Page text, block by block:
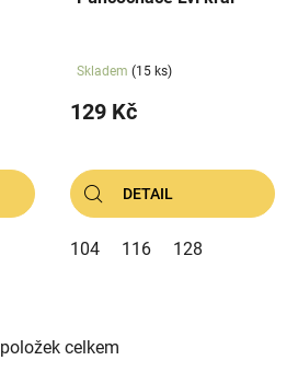
Skladem (15 ks)
129 Kč
DETAIL
104 116 128
O
položek celkem